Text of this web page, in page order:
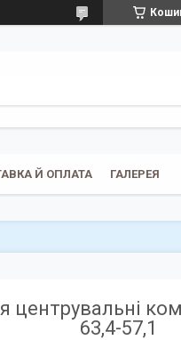
Й ОПЛАТА ГАЛЕРЕЯ
центрувальні
63,4-57,1